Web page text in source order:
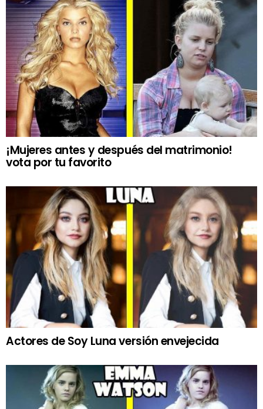
¡Mujeres antes y después del matrimonio!
vota por tu favorito
Actores de Soy Luna versión envejecida